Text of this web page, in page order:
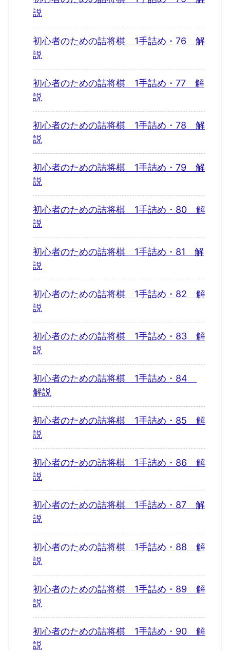
説
初心者のための詰将棋 1手詰め・76 解
説
初心者のための詰将棋 1手詰め・77 解
説
初心者のための詰将棋 1手詰め・78 解
説
初心者のための詰将棋 1手詰め・79 解
説
初心者のための詰将棋 1手詰め・80 解
説
初心者のための詰将棋 1手詰め・81 解
説
初心者のための詰将棋 1手詰め・82 解
説
初心者のための詰将棋 1手詰め・83 解
説
初心者のための詰将棋 1手詰め・84
解説
初心者のための詰将棋 1手詰め・85 解
説
初心者のための詰将棋 1手詰め・86 解
説
初心者のための詰将棋 1手詰め・87 解
説
初心者のための詰将棋 1手詰め・88 解
説
初心者のための詰将棋 1手詰め・89 解
説
初心者のための詰将棋 1手詰め・90 解
説